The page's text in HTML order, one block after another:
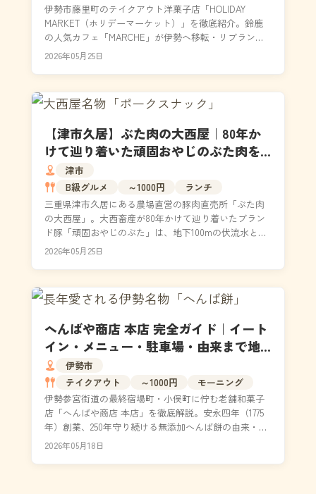
伊勢市藤里町のテイクアウト洋菓子店「HOLIDAY
MARKET（ホリデーマーケット）」を徹底紹介。鈴鹿
の人気カフェ「MARCHE」が伊勢へ移転・リブランデ
ィングした話題店で、苺のタルト・チョコレート...
2026年05月25日
【津市久居】ぶた肉の大西屋｜80年か
けて辿り着いた頑固おやじのぶた肉を
農場直売所で食べてきた
津市
B級グルメ
～1000円
ランチ
三重県津市久居にある農場直営の豚肉直売所「ぶた肉
の大西屋」。大西畜産が80年かけて辿り着いたブラン
ド豚「頑固おやじのぶた」は、地下100mの伏流水と特
別飼料で育てた臭みゼロのジューシーな豚肉です。久
2026年05月25日
へんばや商店 本店 完全ガイド｜イート
イン・メニュー・駐車場・由来まで地
元民目線で徹底解説
伊勢市
テイクアウト
～1000円
モーニング
伊勢参宮街道の最終宿場町・小俣町に佇む老舗和菓子
店「へんばや商店 本店」を徹底解説。安永四年（1775
年）創業、250年守り続ける無添加へんば餅の由来・知
られざる2つの誕生秘話・職人のこだわりから、イ...
2026年05月18日